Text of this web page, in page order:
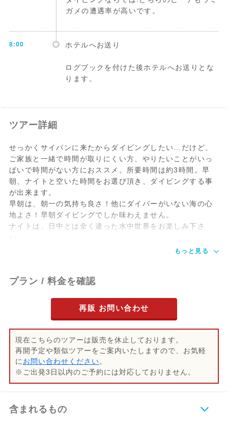
ガメの遭遇率が高いです。
8:00 ホテルへお送り
ログブックを付けた後ホテルへお送りとな
ります。
17:00
各ホテルへお迎えにあがります。
その後直接ビーチへ向かいます。ダイビン
グ中お荷物は車内になりますので貴重品は
出来るだけ少なめでお願いします。開始時
刻は季節によって異なりますのでお気をつ
け下さいませ。
ラウラウビーチでのダイビングです。日中
い。また、南の島と言ってもナイトダイビ
ずに!
※6名様以上の場合のみボートでのナイト
ダイブも可能です。(追加ボート代$45)予
定ポイントは沈船となります。
19:30 ホテルへお送り
ビーチより直接ホテルへお送りとなりま
お申し付け下さいませ。
ツアー詳細
せっかくサイパンに来たからダイビングしたい…だけど、
ご家族と一緒で時間が取りにくい方、やりたいことがいっ
ぱいで時間がない方におススメ。所要時間は約3時間。早
朝、ナイトと空いた時間をお選び頂き、ダイビングする事
が出来ます。
早朝は、朝一の気持ち良さ！他にダイバーがいない海の心
地よさ！早朝ダイビングでしか味わえません。
ナイトは、日中とは全く違った水中世界をお楽しみ下さ
もっと見る
プラン / 料金を確認
再販 お問い合わせ
現在こちらのツアーは販売を休止しております。
再開予定や類似ツアーをご案内いたしますので、お気軽
にお問い合わせください。
※ご出発3日以内のご予約には対応しておりません。
含まれるもの